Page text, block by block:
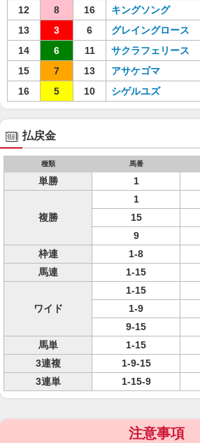
12
8 16 キングソング
13
3 6 グレイングロース
14
6 11 サクラフェリース
15
7 13 アサケゴマ
16
5 10 シゲルユズ
払戻金
種類 馬番
単勝 1
複勝
1
15
9
枠連
1-8
馬連
1-15
ワイド
1-15
1-9
9-15
馬単
1-15
3連複
1-9-15
3連単
1-15-9
注意事項